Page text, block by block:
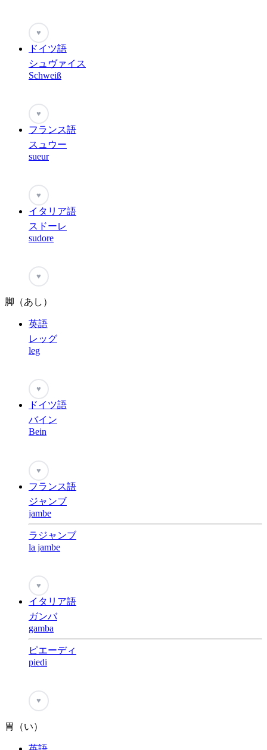
♥
ドイツ語
シュヴァイス
Schweiß
♥
フランス語
スュウー
sueur
♥
イタリア語
スドーレ
sudore
♥
脚（あし）
英語
レッグ
leg
♥
ドイツ語
バイン
Bein
♥
フランス語
ジャンブ
jambe
ラジャンブ
la jambe
♥
イタリア語
ガンバ
gamba
ピエーディ
piedi
♥
胃（い）